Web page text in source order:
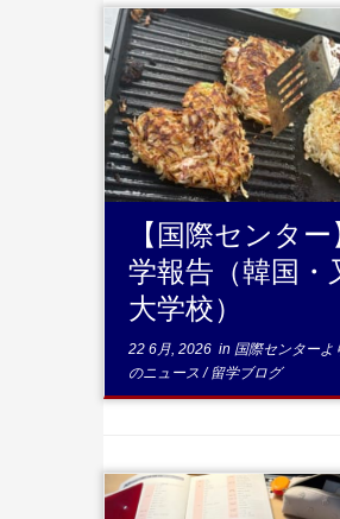
...続きを読む
【国際センタ
学報告（韓国・
大学校）
22 6月, 2026 in 国際センターよ
のニュース/留学ブログ